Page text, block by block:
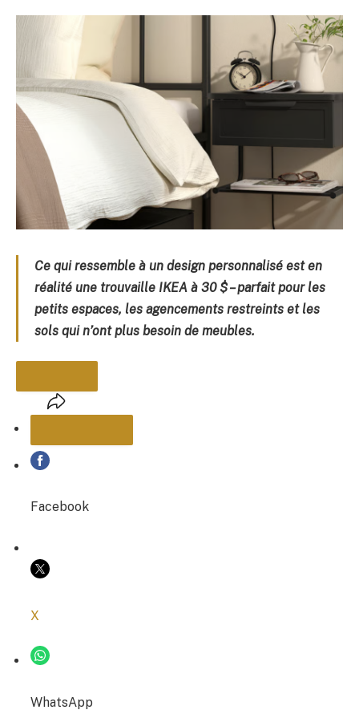
Ce qui ressemble à un design personnalisé est en
réalité une trouvaille IKEA à 30 $ – parfait pour les
petits espaces, les agencements restreints et les
sols qui n’ont plus besoin de meubles.
PARTAGER
COPIER LE LIEN
Facebook
X
WhatsApp